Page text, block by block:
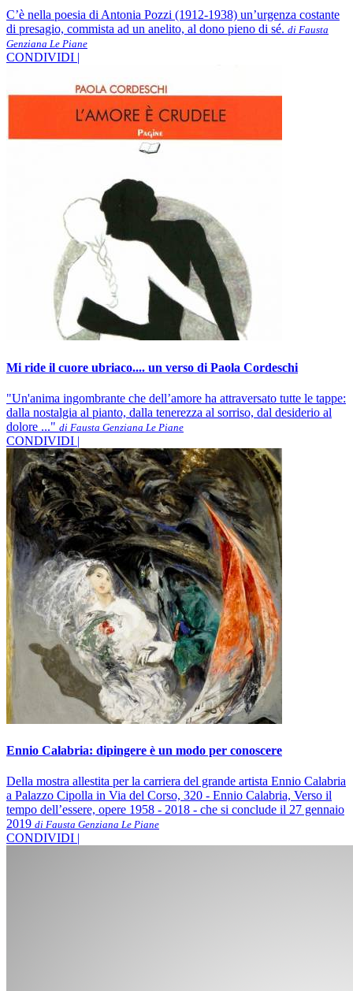
C’è nella poesia di Antonia Pozzi (1912-1938) un’urgenza costante
di presagio, commista ad un anelito, al dono pieno di sé. di Fausta
Genziana Le Piane
CONDIVIDI |
Mi ride il cuore ubriaco.... un verso di Paola Cordeschi
"Un'anima ingombrante che dell’amore ha attraversato tutte le tappe:
dalla nostalgia al pianto, dalla tenerezza al sorriso, dal desiderio al
dolore ..." di Fausta Genziana Le Piane
CONDIVIDI |
Ennio Calabria: dipingere è un modo per conoscere
Della mostra allestita per la carriera del grande artista Ennio Calabria
a Palazzo Cipolla in Via del Corso, 320 - Ennio Calabria, Verso il
tempo dell’essere, opere 1958 - 2018 - che si conclude il 27 gennaio
2019 di Fausta Genziana Le Piane
CONDIVIDI |